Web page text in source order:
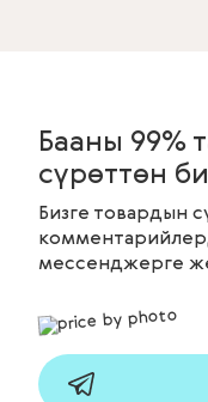
Бааны 99%
сүрөттөн
Бизге товардын
мессенджерге